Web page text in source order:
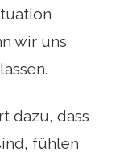
wir uns
dazu, dass
fühlen